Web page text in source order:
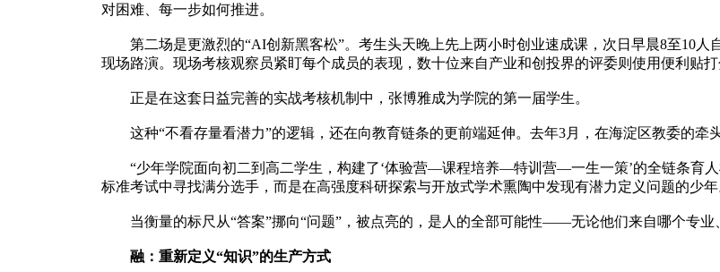
对困难、每一步如何推进。
第二场是更激烈的“AI创新黑客松”。考生头天晚上先上两小时创业速成课，次日早晨8至10人
现场路演。现场考核观察员紧盯每个成员的表现，数十位来自产业和创投界的评委则使用便利贴打
正是在这套日益完善的实战考核机制中，张博雅成为学院的第一届学生。
这种“不看存量看潜力”的逻辑，还在向教育链条的更前端延伸。去年3月，在海淀区教委的牵
“少年学院面向初二到高二学生，构建了‘体验营—课程培养—特训营—一生一策’的全链条育人
标准考试中寻找满分选手，而是在高强度科研探索与开放式学术熏陶中发现有潜力定义问题的少年
当衡量的标尺从“答案”挪向“问题”，被点亮的，是人的全部可能性——无论他们来自哪个专业
融：重新定义“知识”的生产方式